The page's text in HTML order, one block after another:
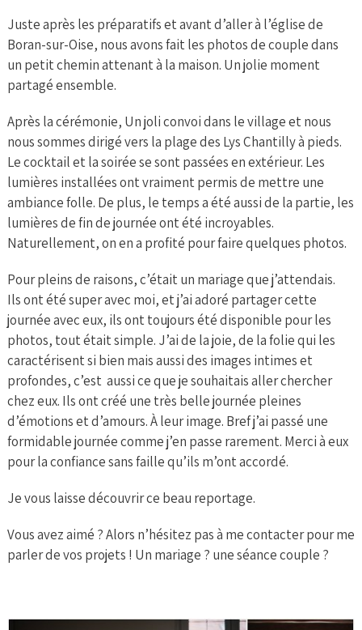
Juste après les préparatifs et avant d’aller à l’église de
Boran-sur-Oise, nous avons fait les photos de couple dans
un petit chemin attenant à la maison. Un jolie moment
partagé ensemble.
Après la cérémonie, Un joli convoi dans le village et nous
nous sommes dirigé vers la plage des Lys Chantilly à pieds.
Le cocktail et la soirée se sont passées en extérieur. Les
lumières installées ont vraiment permis de mettre une
ambiance folle. De plus, le temps a été aussi de la partie, les
lumières de fin de journée ont été incroyables.
Naturellement, on en a profité pour faire quelques photos.
Pour pleins de raisons, c’était un mariage que j’attendais.
Ils ont été super avec moi, et j’ai adoré partager cette
journée avec eux, ils ont toujours été disponible pour les
photos, tout était simple. J’ai de la joie, de la folie qui les
caractérisent si bien mais aussi des images intimes et
profondes, c’est aussi ce que je souhaitais aller chercher
chez eux. Ils ont créé une très belle journée pleines
d’émotions et d’amours. À leur image. Bref j’ai passé une
formidable journée comme j’en passe rarement. Merci à eux
pour la confiance sans faille qu’ils m’ont accordé.
Je vous laisse découvrir ce beau reportage.
Vous avez aimé ? Alors n’hésitez pas à me contacter pour me
parler de vos projets ! Un mariage ? une séance couple ?